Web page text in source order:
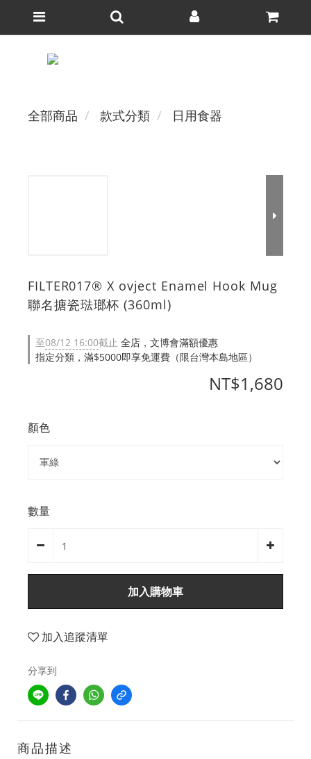
全部商品 款式分類 日用食器
FILTER017® X ovject Enamel Hook Mug
聯名搪瓷琺瑯杯 (360ml)
至08/12 16:00截止 全店，文博會滿額優惠
指定分類，滿$5000即享免運費（限台灣本島地區）
NT$1,680
顏色
數量
加入購物車
加入追蹤清單
分享到
商品描述